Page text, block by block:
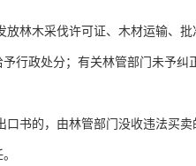
林木采伐许可证、木材运输、批
行政处分；有关林管部门未予纠
书的，由林管部门没收违法买卖